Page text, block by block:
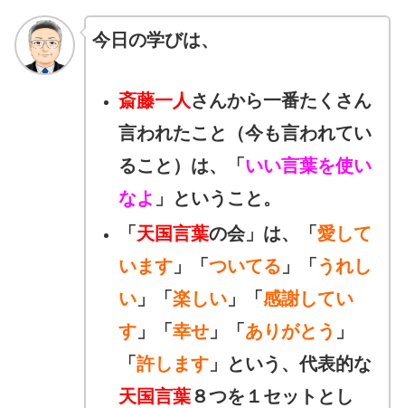
今日の学びは、
斎藤一人 さんから一番たくさん
言われたこと（今も言われてい
ること）は、「 いい言葉を使い
なよ 」ということ。
「 天国言葉の会」は、 「 愛して
います」「 ついてる 」「 うれし
い」「 楽しい」「 感謝してい
す」 「 幸せ」「 ありがとう 」
「 許します」という、代表的な
天国言葉８つを１セットとし